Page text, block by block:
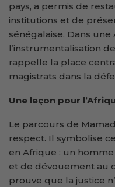
pays, a permis de
institutions et de
sénégalaise. Dans
l’instrumentalisation
rappelle la place
magistrats dans la
Une leçon pour
Le parcours de
respect. Il symbolise
en Afrique : un
et de dévouement au
prouve que la justice